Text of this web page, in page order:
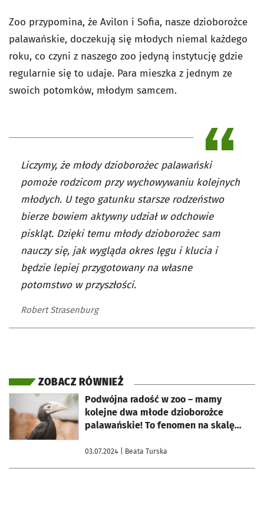
Zoo przypomina, że Avilon i Sofia, nasze dzioborożce
palawańskie, doczekują się młodych niemal każdego
roku, co czyni z naszego zoo jedyną instytucję gdzie
regularnie się to udaje. Para mieszka z jednym ze
swoich potomków, młodym samcem.
Liczymy, że młody dzioborożec palawański
pomoże rodzicom przy wychowywaniu kolejnych
młodych. U tego gatunku starsze rodzeństwo
bierze bowiem aktywny udział w odchowie
piskląt. Dzięki temu młody dzioborożec sam
nauczy się, jak wygląda okres lęgu i klucia i
będzie lepiej przygotowany na własne
potomstwo w przyszłości.
Robert Strasenburg
ZOBACZ RÓWNIEŻ
Podwójna radość w zoo – mamy
kolejne dwa młode dzioborożce
palawańskie! To fenomen na skalę
03.07.2024 | Beata Turska
otworzy się w nowej karcie